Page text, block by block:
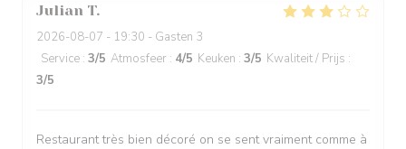
Julian T
2026-08-07 - 19:30 - Gasten 3
Service : 3/5 Atmosfeer : 4/5 Keuken : 3/5 Kwaliteit / Prijs :
3/5
Restaurant très bien décoré on se sent vraiment comme à